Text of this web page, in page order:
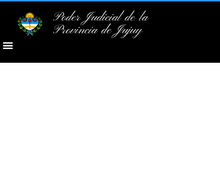
Poder Judicial de la
Provincia de Jujuy